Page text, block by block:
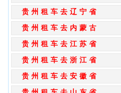
贵州租车去辽宁省
贵州租车去内蒙古
贵州租车去江苏省
贵州租车去浙江省
贵州租车去安徽省